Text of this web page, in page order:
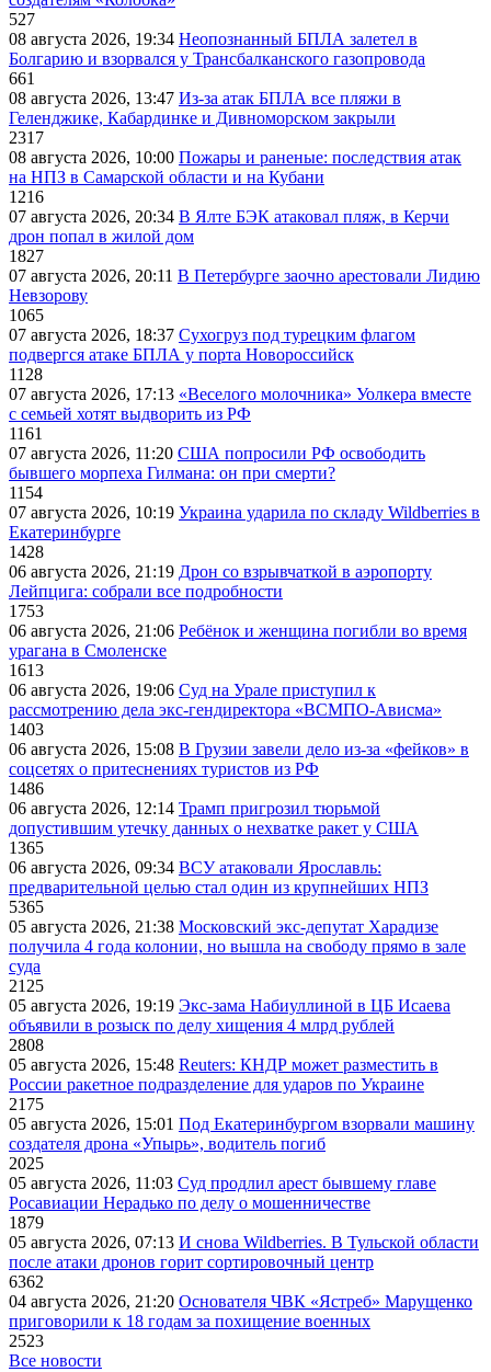
527
08 августа 2026, 19:34 Неопознанный БПЛА залетел в
Болгарию и взорвался у Трансбалканского газопровода
661
08 августа 2026, 13:47 Из-за атак БПЛА все пляжи в
Геленджике, Кабардинке и Дивноморском закрыли
2317
08 августа 2026, 10:00 Пожары и раненые: последствия атак
на НПЗ в Самарской области и на Кубани
1216
07 августа 2026, 20:34 В Ялте БЭК атаковал пляж, в Керчи
дрон попал в жилой дом
1827
07 августа 2026, 20:11 В Петербурге заочно арестовали Лидию
Невзорову
1065
07 августа 2026, 18:37 Сухогруз под турецким флагом
подвергся атаке БПЛА у порта Новороссийск
1128
07 августа 2026, 17:13 «Веселого молочника» Уолкера вместе
с семьей хотят выдворить из РФ
1161
07 августа 2026, 11:20 США попросили РФ освободить
бывшего морпеха Гилмана: он при смерти?
1154
07 августа 2026, 10:19 Украина ударила по складу Wildberries в
Екатеринбурге
1428
06 августа 2026, 21:19 Дрон со взрывчаткой в аэропорту
Лейпцига: собрали все подробности
1753
06 августа 2026, 21:06 Ребёнок и женщина погибли во время
урагана в Смоленске
1613
06 августа 2026, 19:06 Суд на Урале приступил к
рассмотрению дела экс-гендиректора «ВСМПО-Ависма»
1403
06 августа 2026, 15:08 В Грузии завели дело из-за «фейков» в
соцсетях о притеснениях туристов из РФ
1486
06 августа 2026, 12:14 Трамп пригрозил тюрьмой
допустившим утечку данных о нехватке ракет у США
1365
06 августа 2026, 09:34 ВСУ атаковали Ярославль:
предварительной целью стал один из крупнейших НПЗ
5365
05 августа 2026, 21:38 Московский экс-депутат Харадизе
получила 4 года колонии, но вышла на свободу прямо в зале
суда
2125
05 августа 2026, 19:19 Экс-зама Набиуллиной в ЦБ Исаева
объявили в розыск по делу хищения 4 млрд рублей
2808
05 августа 2026, 15:48 Reuters: КНДР может разместить в
России ракетное подразделение для ударов по Украине
2175
05 августа 2026, 15:01 Под Екатеринбургом взорвали машину
создателя дрона «Упырь», водитель погиб
2025
05 августа 2026, 11:03 Суд продлил арест бывшему главе
Росавиации Нерадько по делу о мошенничестве
1879
05 августа 2026, 07:13 И снова Wildberries. В Тульской области
после атаки дронов горит сортировочный центр
6362
04 августа 2026, 21:20 Основателя ЧВК «Ястреб» Марущенко
приговорили к 18 годам за похищение военных
2523
Все новости